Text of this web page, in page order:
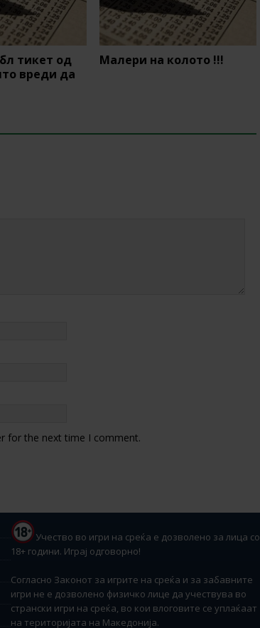
тикет од
вреди да
Малери на колото !!!
for the next time I comment.
Учество во игри на среќа е дозволено за лица со
18+ години. Играј одговорно!
Согласно Законот за игрите на среќа и за забавните
игри не е дозволено физичко лице да учествува во
странски игри на среќа, во кои влоговите се уплаќаат
на територијата на Македонија.